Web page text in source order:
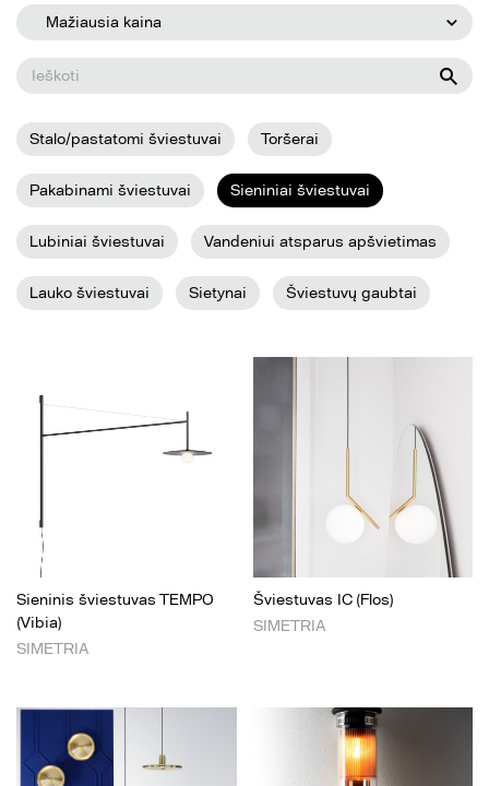
Mažiausia kaina
Stalo/pastatomi šviestuvai Toršerai
Pakabinami šviestuvai Sieniniai šviestuvai
Lubiniai šviestuvai Vandeniui atsparus apšvietimas
Lauko šviestuvai Sietynai Šviestuvų gaubtai
Sieninis šviestuvas TEMPO
(Vibia)
SIMETRIA
Šviestuvas IC (Flos)
SIMETRIA